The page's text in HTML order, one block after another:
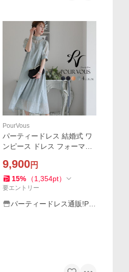
PourVous
パーティードレス 結婚式 ワ
ンピース ドレス フォーマル
イズ お呼ばれ 体型カバー 小
柄 上品 小さいサイズ 顔合わ
せ 韓国 20代 30代
9,900円
15% （1,354pt）
要エントリー
パーティードレス通販!Po